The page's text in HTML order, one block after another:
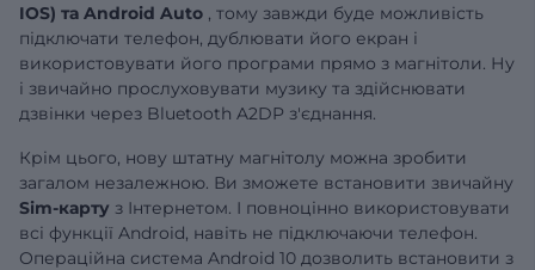
IOS) та Android Auto , тому завжди буде можливість
підключати телефон, дублювати його екран і
використовувати його програми прямо з магнітоли. Ну
і звичайно прослуховувати музику та здійснювати
дзвінки через Bluetooth A2DP з'єднання.
Крім цього, нову штатну магнітолу можна зробити
загалом незалежною. Ви зможете встановити звичайну
Sim-карту з Інтернетом. І повноцінно використовувати
всі функції Android, навіть не підключаючи телефон.
Операційна система Android 10 дозволить встановити з